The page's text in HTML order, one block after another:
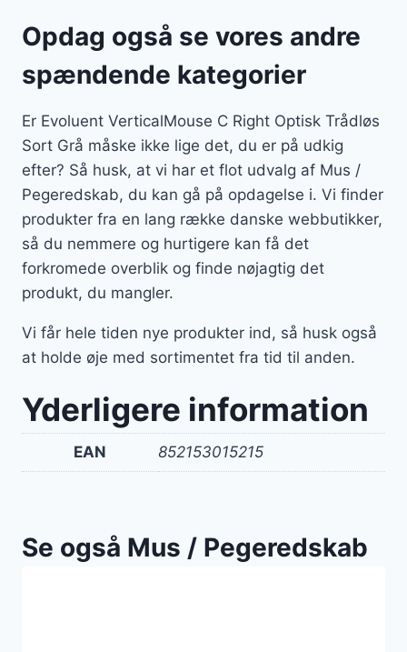
Opdag også se vores andre
spændende kategorier
Er Evoluent VerticalMouse C Right Optisk Trådløs
Sort Grå måske ikke lige det, du er på udkig
efter? Så husk, at vi har et flot udvalg af Mus /
Pegeredskab, du kan gå på opdagelse i. Vi finder
produkter fra en lang række danske webbutikker,
så du nemmere og hurtigere kan få det
forkromede overblik og finde nøjagtig det
produkt, du mangler.
Vi får hele tiden nye produkter ind, så husk også
at holde øje med sortimentet fra tid til anden.
Yderligere information
EAN 852153015215
Se også Mus / Pegeredskab